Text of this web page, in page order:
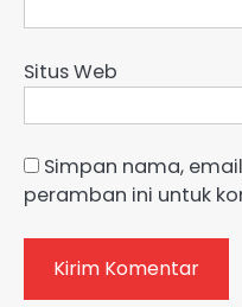
Situs Web
Simpan nama,
peramban ini untuk